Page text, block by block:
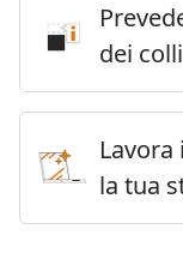
dei
la tua